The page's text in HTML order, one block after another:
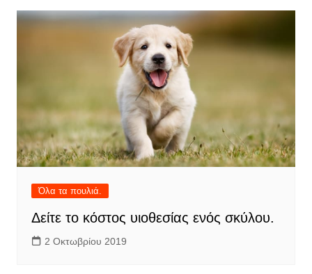
Όλα τα πουλιά.
Δείτε το κόστος υιοθεσίας ενός σκύλου.
2 Οκτωβρίου 2019